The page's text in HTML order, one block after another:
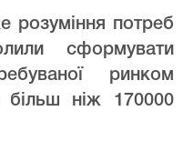
розуміння потреб
сформувати
ринком
більш ніж 170000